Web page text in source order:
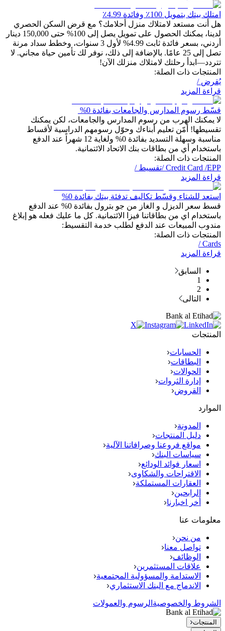
امتلك بيتك بتمويل 100٪ وفائدة 4.99٪
هل أنت مستعد لامتلاك منزل أحلامك؟ مع قرض السكن الحصري
لدينا، يمكنك الحصول على تمويل يصل إلى 100% حتى 150,000 دينار
أردني، بسعر فائدة ثابت 4.99% لأول 3 سنوات، وخطط سداد مرنة
تصل إلى 25 عامًا. بالإضافة إلى ذلك، نوفر لك تأمين حياة مجاني. لا
تتردد—ابدأ رحلتك لامتلاك منزلك الآن!
المنتجات ذات الصلة:
يُقرض /
قراءة المزيد
قسّط رسوم المدارس والجامعات بفائدة 0%
لا يمكنك الهرب من رسوم المدارس والجامعات، لكن يمكنك
تقسيطها! أمّن تعليم أبناءك وحوّل رسومهم الدراسية لأقساط
مناسبة وسهلة التسديد بفائدة 0% ولغاية 12 شهراً عند الدفع
باستخدام أي من بطاقات بنك الاتحاد الائتمانية.
المنتجات ذات الصلة:
Credit Card /EPP
/تقسيط /
قراءة المزيد
استعد للشتاء وقسّط تكاليف تدفئة بيتك بفائدة 0%
قسط سعر الديزل و الغاز من جو بترول بفائدة 0% عند الدفع
باستخدام اي من بطاقاتنا فيزا الائتمانية. كل ما عليك فعله هو إبلاغ
مندوب المبيعات عند الدفع لطلب خدمة التقسيط:
المنتجات ذات الصلة:
Cards
/
قراءة المزيد
السابق
1
2
التالى
المنتجات
الحسابات
البطاقات
الحوالات
إدارة الثروات
القروض
الموارد
المدونة
دليل المنتجات
مواقع فروعنا وصرافاتنا الآلية
سياسات البنك
اسعار فوائد الودائع
الاقتراحات والشكاوى
العقارات المستملكة
الرابحين
أخر اخبارنا
معلومات عنا
من نحن
تواصل معنا
الوظائف
علاقات المستثمرين
الاستدامة والمسؤولية المجتمعية
الاندماج مع البنك الاستثماري
الشروط والخصوصية الرسوم والعمولات
المنتجات